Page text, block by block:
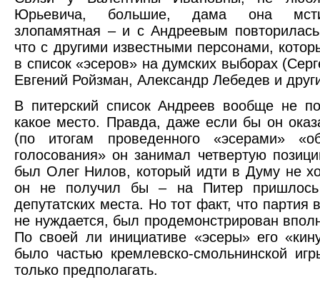
Юрьевича, большие, дама она
злопамятная – и с Андреевым
что с другими известными персонами,
в список «эсеров» на думских выборах
Евгений Ройзман, Александр Лебедев и
В питерский список Андреев вообще не
какое место. Правда, даже если бы он
(по итогам проведенного «эсерами»
голосования» он занимал четвертую
был Олег Нилов, который идти в Думу не
он не получил бы – на Питер пришлось
депутатских места. Но тот факт, что
не нуждается, был продемонстрирован
По своей ли инициативе «эсеры» его
было частью кремлевско-смольнинской
только предполагать.